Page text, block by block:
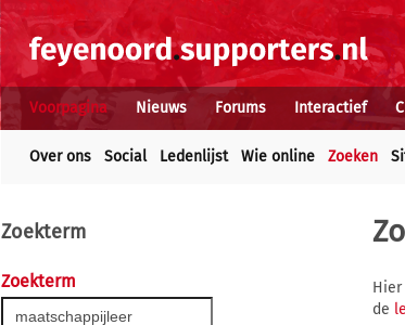
Voorpagina Nieuws Forums Interactief
Over ons Social Ledenlijst Wie online Zoeken
Zoekterm
Zoekterm
de